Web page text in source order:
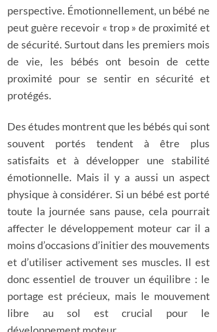
perspective. Émotionnellement, un bébé ne
peut guère recevoir « trop » de proximité et
de sécurité. Surtout dans les premiers mois
de vie, les bébés ont besoin de cette
proximité pour se sentir en sécurité et
protégés.
Des études montrent que les bébés qui sont
souvent portés tendent à être plus
satisfaits et à développer une stabilité
émotionnelle. Mais il y a aussi un aspect
physique à considérer. Si un bébé est porté
toute la journée sans pause, cela pourrait
affecter le développement moteur car il a
moins d’occasions d’initier des mouvements
et d’utiliser activement ses muscles. Il est
donc essentiel de trouver un équilibre : le
portage est précieux, mais le mouvement
libre au sol est crucial pour le